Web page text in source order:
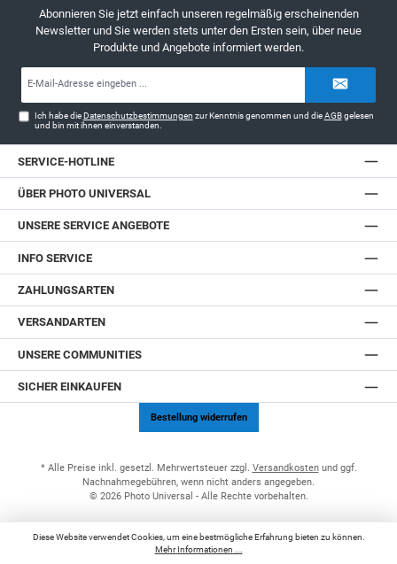
Abonnieren Sie jetzt einfach unseren regelmäßig erscheinenden
Newsletter und Sie werden stets unter den Ersten sein, über neue
Produkte und Angebote informiert werden.
Ich habe dieDatenschutzbestimmungen zur Kenntnis genommen und dieAGBgelesen
und bin mit ihnen einverstanden.
SERVICE-HOTLINE
ÜBER PHOTO UNIVERSAL
UNSERE SERVICE ANGEBOTE
INFO SERVICE
ZAHLUNGSARTEN
VERSANDARTEN
UNSERE COMMUNITIES
SICHER EINKAUFEN
Bestellung widerrufen
* Alle Preise inkl. gesetzl. Mehrwertsteuer zzgl. Versandkostenund ggf.
Nachnahmegebühren, wenn nicht anders angegeben.
© 2026 Photo Universal - Alle Rechte vorbehalten.
Diese Website verwendet Cookies, um eine bestmögliche Erfahrung bieten zu können.
Mehr Informationen ...